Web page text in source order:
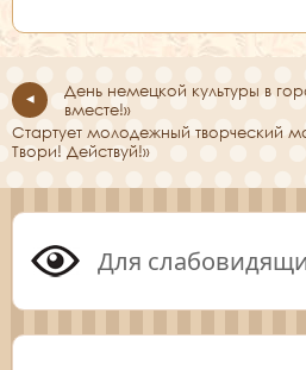
День немецкой культуры в
вместе!»
Стартует молодежный творческий
Твори! Действуй!»
Для